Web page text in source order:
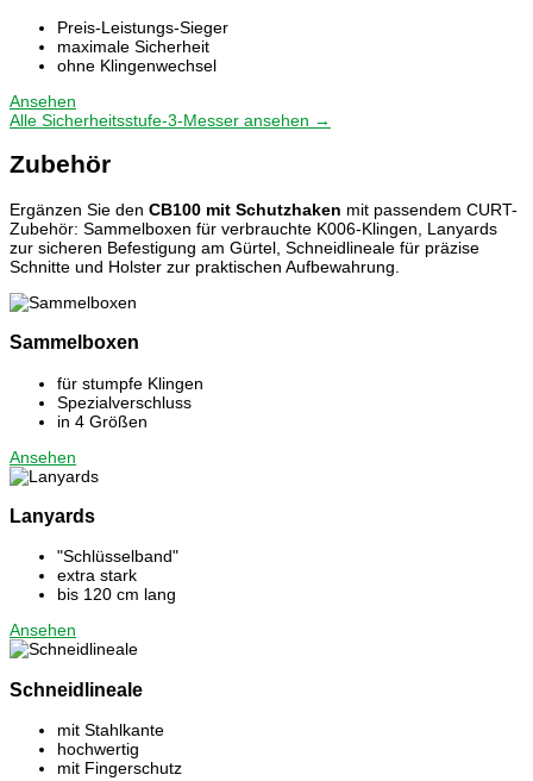
Preis-Leistungs-Sieger
maximale Sicherheit
ohne Klingenwechsel
Ansehen
Alle Sicherheitsstufe-3-Messer ansehen →
Zubehör
Ergänzen Sie den CB100 mit Schutzhaken mit passendem CURT-
Zubehör: Sammelboxen für verbrauchte K006-Klingen, Lanyards
zur sicheren Befestigung am Gürtel, Schneidlineale für präzise
Schnitte und Holster zur praktischen Aufbewahrung.
Sammelboxen
für stumpfe Klingen
Spezialverschluss
in 4 Größen
Ansehen
Lanyards
"Schlüsselband"
extra stark
bis 120 cm lang
Ansehen
Schneidlineale
mit Stahlkante
hochwertig
mit Fingerschutz